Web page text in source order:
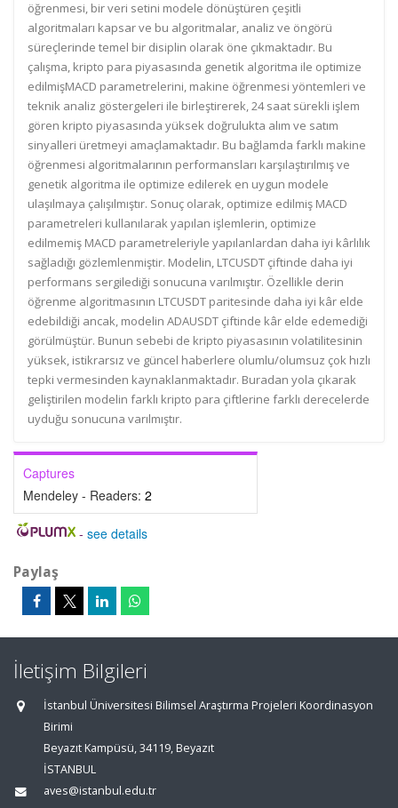
öğrenmesi, bir veri setini modele dönüştüren çeşitli
algoritmaları kapsar ve bu algoritmalar, analiz ve öngörü
süreçlerinde temel bir disiplin olarak öne çıkmaktadır. Bu
çalışma, kripto para piyasasında genetik algoritma ile optimize
edilmişMACD parametrelerini, makine öğrenmesi yöntemleri ve
teknik analiz göstergeleri ile birleştirerek, 24 saat sürekli işlem
gören kripto piyasasında yüksek doğrulukta alım ve satım
sinyalleri üretmeyi amaçlamaktadır. Bu bağlamda farklı makine
öğrenmesi algoritmalarının performansları karşılaştırılmış ve
genetik algoritma ile optimize edilerek en uygun modele
ulaşılmaya çalışılmıştır. Sonuç olarak, optimize edilmiş MACD
parametreleri kullanılarak yapılan işlemlerin, optimize
edilmemiş MACD parametreleriyle yapılanlardan daha iyi kârlılık
sağladığı gözlemlenmiştir. Modelin, LTCUSDT çiftinde daha iyi
performans sergilediği sonucuna varılmıştır. Özellikle derin
öğrenme algoritmasının LTCUSDT paritesinde daha iyi kâr elde
edebildiği ancak, modelin ADAUSDT çiftinde kâr elde edemediği
görülmüştür. Bunun sebebi de kripto piyasasının volatilitesinin
yüksek, istikrarsız ve güncel haberlere olumlu/olumsuz çok hızlı
tepki vermesinden kaynaklanmaktadır. Buradan yola çıkarak
geliştirilen modelin farklı kripto para çiftlerine farklı derecelerde
uyduğu sonucuna varılmıştır.
Captures
Mendeley - Readers: 2
- see details
Paylaş
İletişim Bilgileri
İstanbul Üniversitesi Bilimsel Araştırma Projeleri Koordinasyon
Birimi
Beyazıt Kampüsü, 34119, Beyazıt
İSTANBUL
aves@istanbul.edu.tr